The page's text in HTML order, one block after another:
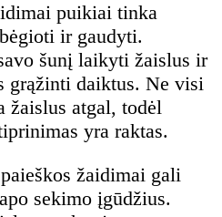
puikiai tinka
ir gaudyti.
šunį laikyti žaislus ir
grąžinti daiktus. Ne visi
žaislus atgal, todėl
yra raktas.
žaidimai gali
sekimo įgūdžius.